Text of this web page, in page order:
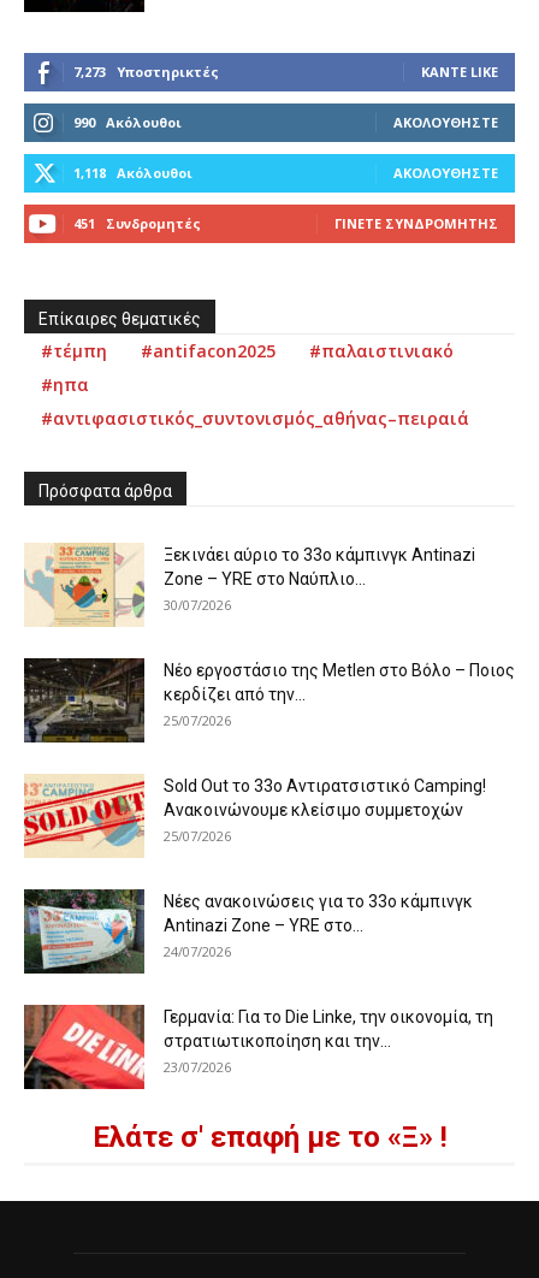
7,273 Υποστηρικτές ΚΆΝΤΕ LIKE
990 Ακόλουθοι ΑΚΟΛΟΥΘΉΣΤΕ
1,118 Ακόλουθοι ΑΚΟΛΟΥΘΉΣΤΕ
451 Συνδρομητές ΓΊΝΕΤΕ ΣΥΝΔΡΟΜΗΤΉΣ
Επίκαιρες θεματικές
#τέμπη #antifacon2025
#παλαιστινιακό
#ηπα
#αντιφασιστικός_συντονισμός_αθήνας–πειραιά
Πρόσφατα άρθρα
Ξεκινάει αύριο το 33ο κάμπινγκ Antinazi
Zone – YRE στο Ναύπλιο...
30/07/2026
Νέο εργοστάσιο της Metlen στο Βόλο – Ποιος
κερδίζει από την...
25/07/2026
Sold Out το 33ο Αντιρατσιστικό Camping!
Ανακοινώνουμε κλείσιμο συμμετοχών
25/07/2026
Νέες ανακοινώσεις για το 33ο κάμπινγκ
Antinazi Zone – YRE στο...
24/07/2026
Γερμανία: Για το Die Linke, την οικονομία, τη
στρατιωτικοποίηση και την...
23/07/2026
Ελάτε σ' επαφή με το «Ξ» !